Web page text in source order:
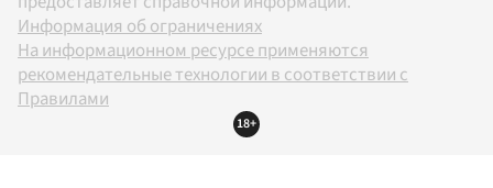
Информация об ограничениях
На информационном ресурсе применяются
рекомендательные технологии в соответствии с
Правилами
18+